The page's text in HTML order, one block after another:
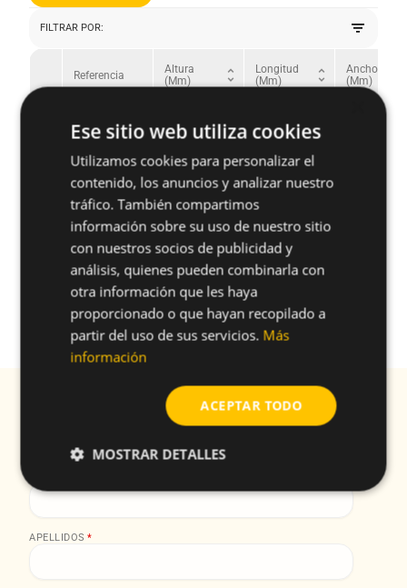
FILTRAR POR: filter_list
Referencia
Altura
(mm)
unfold_more
Longitud
(mm)
unfold_more
Ancho
(mm)
15BBT
19BBT 9 23
¿Tienes alguna duda sobre este
producto?
Solicitar más informaciónarrow_forward
Suscríbete a nuestra Newsletter
APELLIDOS *
Ese sitio web utiliza cookies
Utilizamos cookies para personalizar el
contenido, los anuncios y analizar nuestro
tráfico. También compartimos
información sobre su uso de nuestro sitio
con nuestros socios de publicidad y
análisis, quienes pueden combinarla con
otra información que les haya
proporcionado o que hayan recopilado a
partir del uso de sus servicios. Más
información
ACEPTAR TODO
MOSTRAR DETALLES